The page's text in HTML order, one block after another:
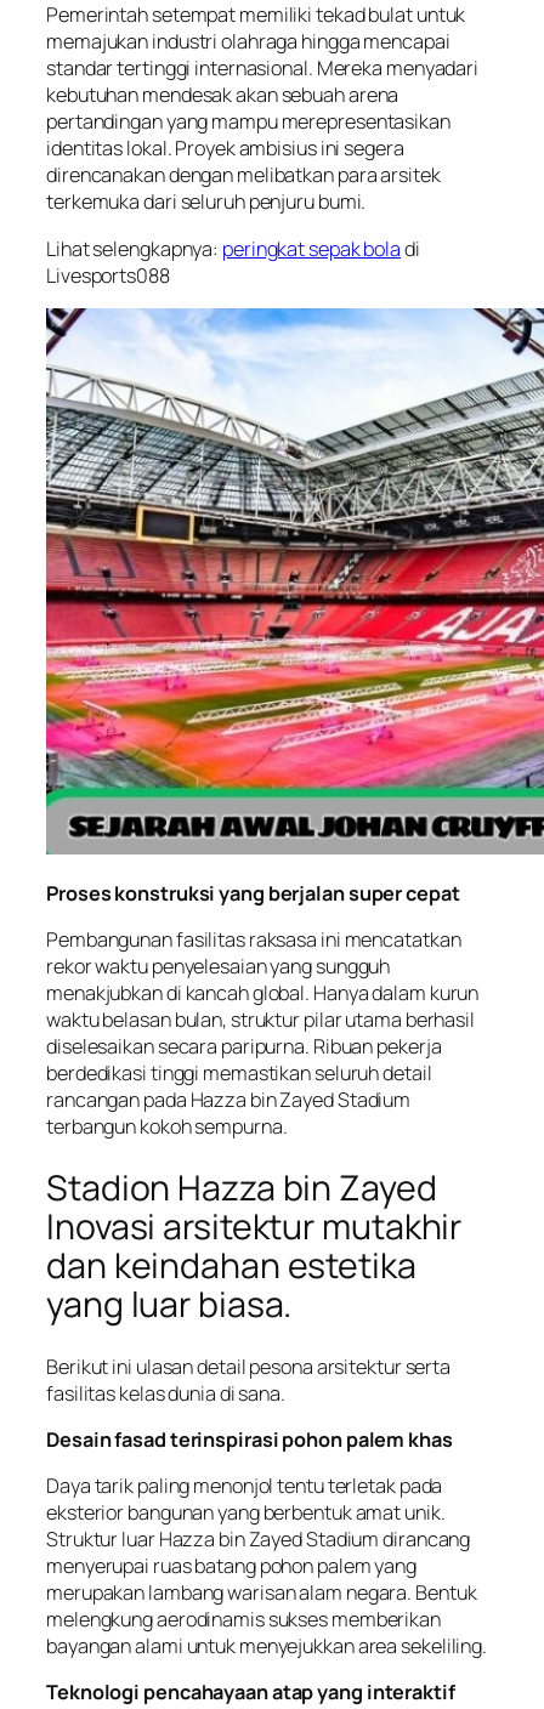
Pemerintah setempat memiliki tekad bulat untuk
memajukan industri olahraga hingga mencapai
standar tertinggi internasional. Mereka menyadari
kebutuhan mendesak akan sebuah arena
pertandingan yang mampu merepresentasikan
identitas lokal. Proyek ambisius ini segera
direncanakan dengan melibatkan para arsitek
terkemuka dari seluruh penjuru bumi.
Lihat selengkapnya: peringkat sepak boladi
Livesports088
Proses konstruksi yang berjalan super cepat
Pembangunan fasilitas raksasa ini mencatatkan
rekor waktu penyelesaian yang sungguh
menakjubkan di kancah global. Hanya dalam kurun
waktu belasan bulan, struktur pilar utama berhasil
diselesaikan secara paripurna. Ribuan pekerja
berdedikasi tinggi memastikan seluruh detail
rancangan pada Hazza bin Zayed Stadium
terbangun kokoh sempurna.
Stadion Hazza bin Zayed
Inovasi arsitektur mutakhir
dan keindahan estetika
yang luar biasa.
Berikut ini ulasan detail pesona arsitektur serta
fasilitas kelas dunia di sana.
Desain fasad terinspirasi pohon palem khas
Daya tarik paling menonjol tentu terletak pada
eksterior bangunan yang berbentuk amat unik.
Struktur luar Hazza bin Zayed Stadium dirancang
menyerupai ruas batang pohon palem yang
merupakan lambang warisan alam negara. Bentuk
melengkung aerodinamis sukses memberikan
bayangan alami untuk menyejukkan area sekeliling.
Teknologi pencahayaan atap yang interaktif